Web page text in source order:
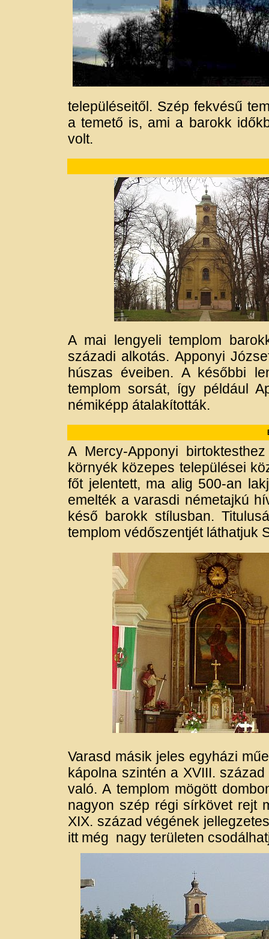
településeitől. Szép fekvésű
a temető is, ami a barokk
volt.
A mai lengyeli templom
századi alkotás. Apponyi
húszas éveiben. A későbbi
templom sorsát, így például
némiképp átalakították.
A Mercy-Apponyi
környék közepes települései
főt jelentett, ma alig 500-an
emelték a varasdi németajkú
késő barokk stílusban.
templom védőszentjét láthatjuk
Varasd másik jeles egyházi
kápolna szintén a XVIII.
való. A templom mögött
nagyon szép régi sírkövet rejt
XIX. század végének
itt még nagy területen